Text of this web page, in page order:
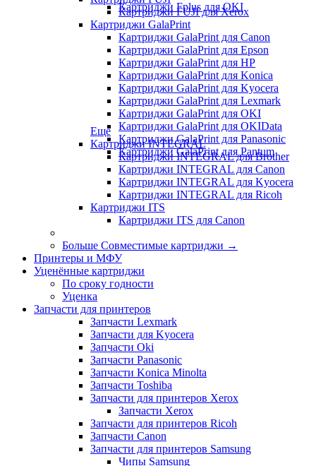
Картриджи Fplus для OKI
Картриджи FUJI для Xerox
Картриджи GalaPrint
Картриджи GalaPrint для Canon
Картриджи GalaPrint для Epson
Картриджи GalaPrint для HP
Картриджи GalaPrint для Konica
Картриджи GalaPrint для Kyocera
Картриджи GalaPrint для Lexmark
Картриджи GalaPrint для OKI
Картриджи GalaPrint для OKIData
Картриджи GalaPrint для Panasonic
Картриджи GalaPrint для Pantum
Еще
Картриджи INTEGRAL
Картриджи INTEGRAL для Brother
Картриджи INTEGRAL для Canon
Картриджи INTEGRAL для Kyocera
Картриджи INTEGRAL для Ricoh
Картриджи ITS
Картриджи ITS для Canon
Больше Совместимые картриджи →
Принтеры и МФУ
Уценённые картриджи
По сроку годности
Уценка
Запчасти для принтеров
Запчасти Lexmark
Запчасти для Kyocera
Запчасти Oki
Запчасти Panasonic
Запчасти Koniсa Minolta
Запчасти Toshiba
Запчасти для принтеров Xerox
Запчасти Xerox
Запчасти для принтеров Ricoh
Запчасти Canon
Запчасти для принтеров Samsung
Чипы Samsung